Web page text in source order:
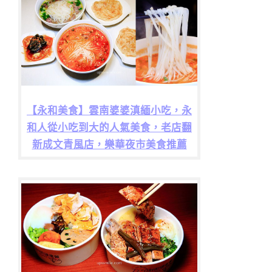
【永和美食】雲南婆婆滇緬小吃，永
和人從小吃到大的人氣美食，老店翻
新成文青風店，樂華夜市美食推薦